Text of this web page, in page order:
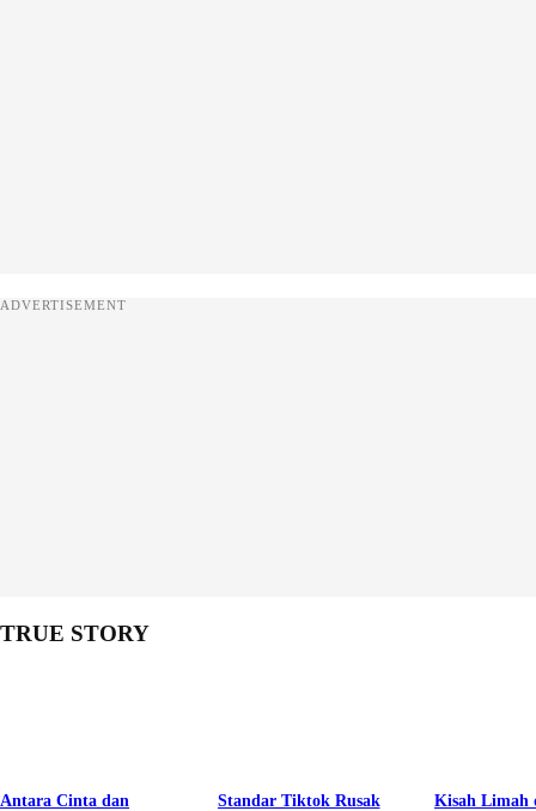
ADVERTISEMENT
TRUE STORY
Antara Cinta dan
Standar Tiktok Rusak
Kisah Limah